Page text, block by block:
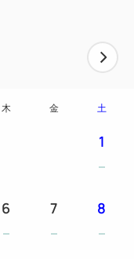
木 金 土
1
6 7 8